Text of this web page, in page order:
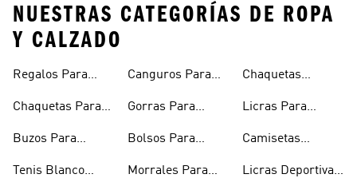
NUESTRAS CATEGORÍAS DE ROPA
Y CALZADO
Regalos Para
Chaquetas Para
Buzos Para
Tenis Blanco
Canguros Para
Gorras Para
Bolsos Para
Morrales Para
Chaquetas
Hombre
Licras Para
Camisetas
Hombre
Licras Deportivas